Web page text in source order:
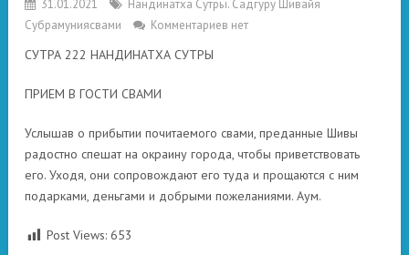
31.01.2021
Нандинатха Сутры. Садгуру Шивайя
Субрамуниясвами
Комментариев нет
СУТРА 222 НАНДИНАТХА СУТРЫ
ПРИЕМ В ГОСТИ СВАМИ
Услышав о прибытии почитаемого свами, преданные Шивы
радостно спешат на окраину города, чтобы приветствовать
его. Уходя, они сопровождают его туда и прощаются с ним
подарками, деньгами и добрыми пожеланиями. Аум.
Post Views: 653